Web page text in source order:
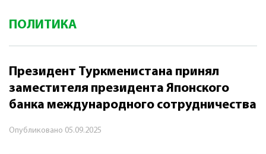
ПОЛИТИКА
Президент Туркменистана принял
заместителя президента Японского
банка международного сотрудничества
Опубликовано 05.09.2025